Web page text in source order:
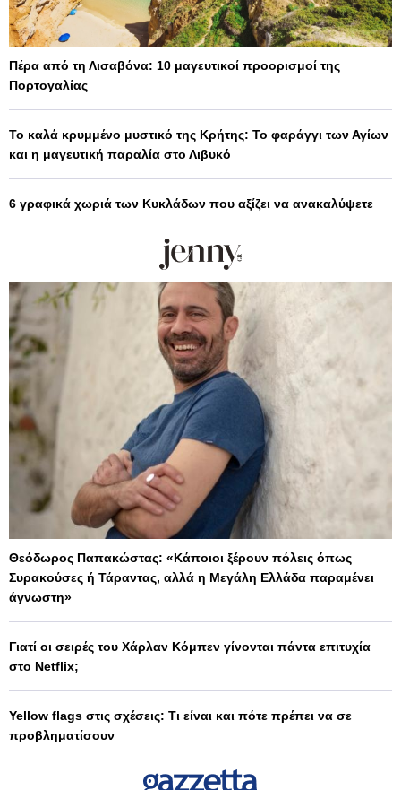
Πέρα από τη Λισαβόνα: 10 μαγευτικοί προορισμοί της
Πορτογαλίας
Το καλά κρυμμένο μυστικό της Κρήτης: Το φαράγγι των Αγίων
και η μαγευτική παραλία στο Λιβυκό
6 γραφικά χωριά των Κυκλάδων που αξίζει να ανακαλύψετε
Θεόδωρος Παπακώστας: «Κάποιοι ξέρουν πόλεις όπως
Συρακούσες ή Τάραντας, αλλά η Μεγάλη Ελλάδα παραμένει
άγνωστη»
Γιατί οι σειρές του Χάρλαν Κόμπεν γίνονται πάντα επιτυχία
στο Netflix;
Yellow flags στις σχέσεις: Τι είναι και πότε πρέπει να σε
προβληματίσουν